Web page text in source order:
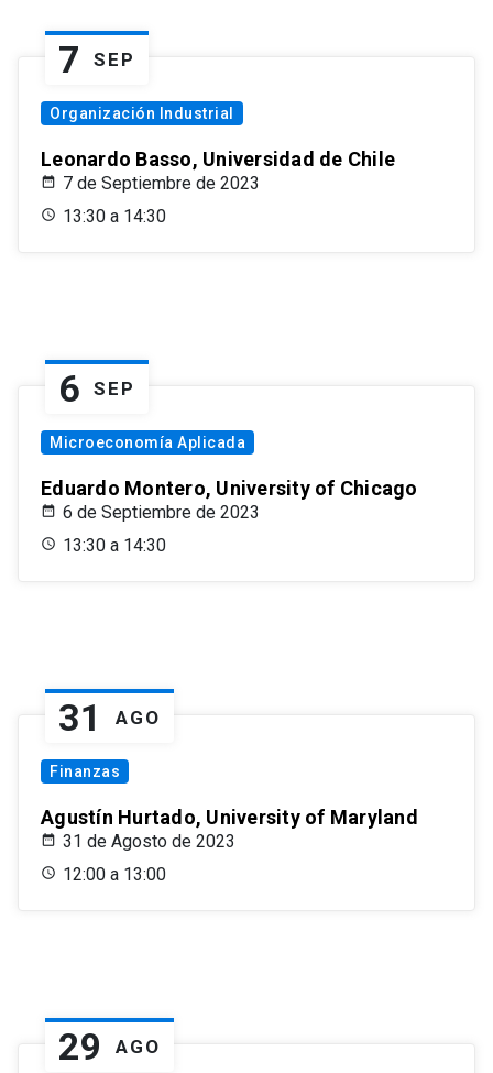
7 SEP
Organización Industrial
Leonardo Basso, Universidad de Chile
7 de Septiembre de 2023
13:30 a 14:30
6 SEP
Microeconomía Aplicada
Eduardo Montero, University of Chicago
6 de Septiembre de 2023
13:30 a 14:30
31 AGO
Finanzas
Agustín Hurtado, University of Maryland
31 de Agosto de 2023
12:00 a 13:00
29 AGO